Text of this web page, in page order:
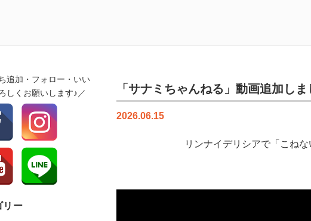
「サナミちゃんねる」動画追加しま
2026.06.15
リンナイデリシアで「こね
追加・フォロー・いい
しくお願いします♪／
リー